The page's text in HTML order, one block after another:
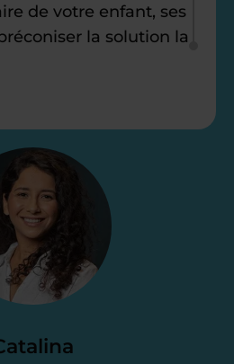
de votre enfant, ses
la solution la
une
maintenant nous